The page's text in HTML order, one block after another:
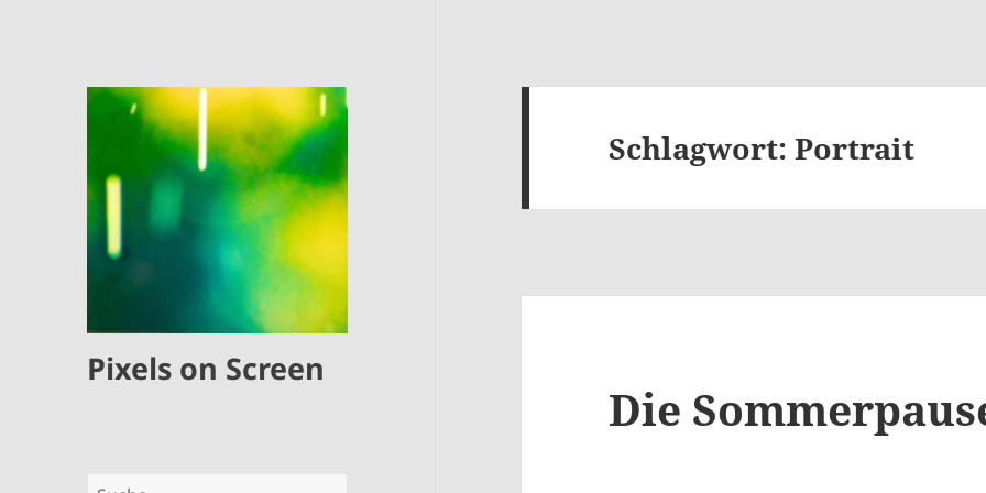
Pixels on Screen
Suche
Schlagwort:Portrait
Die